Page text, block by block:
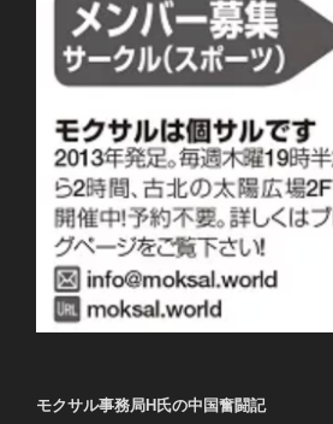
モクサル事務局H氏の中国奮闘記